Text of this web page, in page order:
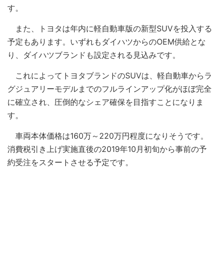
す。
また、トヨタは年内に軽自動車版の新型SUVを投入する
予定もあります。いずれもダイハツからのOEM供給とな
り、ダイハツブランドも設定される見込みです。
これによってトヨタブランドのSUVは、軽自動車からラ
グジュアリーモデルまでのフルラインアップ化がほぼ完全
に確立され、圧倒的なシェア確保を目指すことになりま
す。
車両本体価格は160万～220万円程度になりそうです。
消費税引き上げ実施直後の2019年10月初旬から事前の予
約受注をスタートさせる予定です。